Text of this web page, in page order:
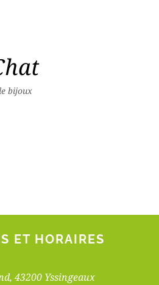
bijoux
ET HORAIRES
43200 Yssingeaux